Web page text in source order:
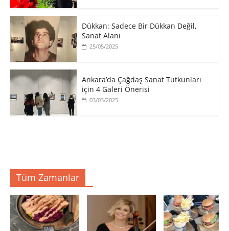
​Dükkan: Sadece Bir Dükkan Değil,
Sanat Alanı
25/05/2025
Ankara’da Çağdaş Sanat Tutkunları
için 4 Galeri Önerisi
03/03/2025
Tüm Zamanlar